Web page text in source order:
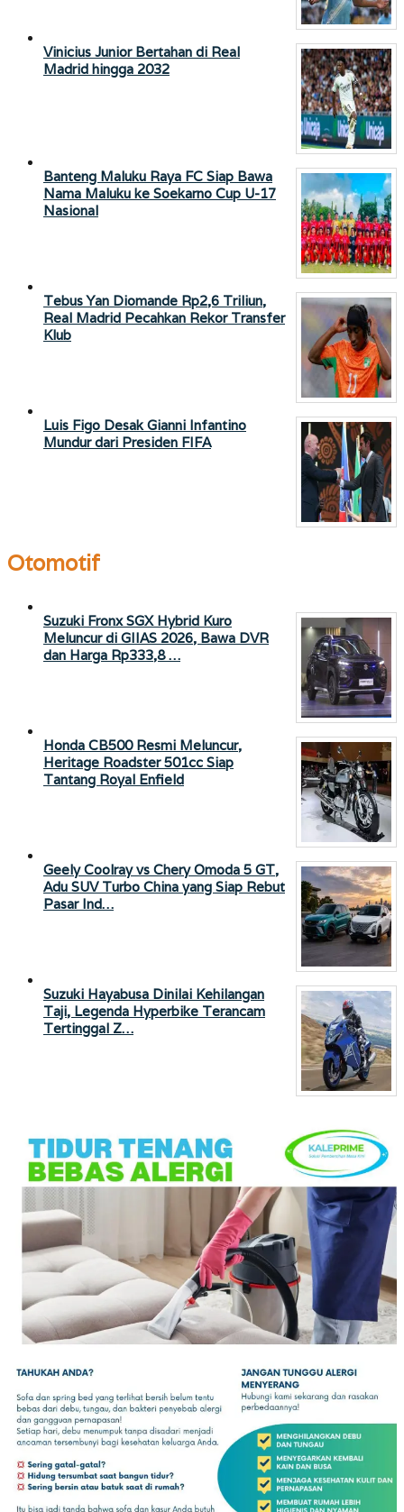
Vinicius Junior Bertahan di Real
Madrid hingga 2032
Banteng Maluku Raya FC Siap Bawa
Nama Maluku ke Soekarno Cup U-17
Nasional
Tebus Yan Diomande Rp2,6 Triliun,
Real Madrid Pecahkan Rekor Transfer
Klub
Luis Figo Desak Gianni Infantino
Mundur dari Presiden FIFA
Otomotif
Suzuki Fronx SGX Hybrid Kuro
Meluncur di GIIAS 2026, Bawa DVR
dan Harga Rp333,8 …
Honda CB500 Resmi Meluncur,
Heritage Roadster 501cc Siap
Tantang Royal Enfield
Geely Coolray vs Chery Omoda 5 GT,
Adu SUV Turbo China yang Siap Rebut
Pasar Ind…
Suzuki Hayabusa Dinilai Kehilangan
Taji, Legenda Hyperbike Terancam
Tertinggal Z…